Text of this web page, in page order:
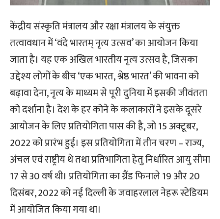
केंद्रीय संस्कृति मंत्रालय और रक्षा मंत्रालय के संयुक्त
तत्वावधान में ‘वंदे भारतम् नृत्य उत्सव’ का आयोजन किया
जाता है। यह एक अखिल भारतीय नृत्य उत्सव है, जिसका
उद्देश्य लोगों के बीच ‘एक भारत, श्रेष्ठ भारत’ की भावना को
बढ़ावा देना, नृत्य के माध्यम से पूरी दुनिया में इसकी जीवंतता
को दर्शाना है। देश के हर कोने के कलाकारों ने इसके दूसरे
आयोजन के लिए प्रतियोगिता पास की है, जो 15 अक्टूबर,
2022 को प्रारंभ हुई। इस प्रतियोगिता में तीन चरण – राज्य,
अंचल एवं राष्ट्रीय थे तथा प्रतिभागिता हेतु निर्धारित आयु सीमा
17 से 30 वर्ष थी। प्रतियोगिता का ग्रैंड फिनाले 19 और 20
दिसंबर, 2022 को नई दिल्ली के जवाहरलाल नेहरू स्टेडियम
में आयोजित किया गया था।